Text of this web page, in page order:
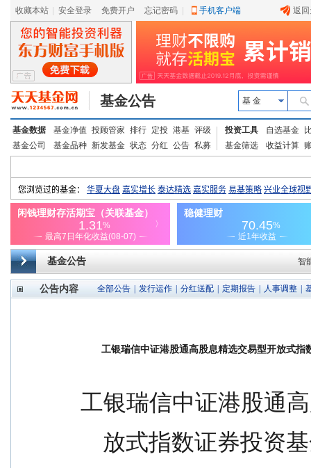
收藏本站 安全登录 免费开户 忘记密码 手机客户端 返
基金公告 基 金
基金数据 基金净值 投顾管家 排行 定投 港基 评级
基金公司
基金品种 新发基金 状态 分红 公告 私募
投资工具 自选基金
基金筛选
收益计算
基金公告 智
公告内容 全部公告 发行运作 分红送配 定期报告 人事调整
工银瑞信中证港股通高股息精选交易型开放式指
工银瑞信中证港股通
放式指数证券投资